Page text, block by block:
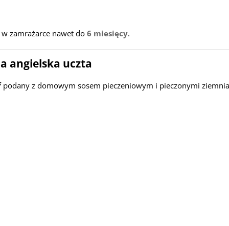
w zamrażarce nawet do 6 miesięcy.
angielska uczta
podany z domowym sosem pieczeniowym i pieczonymi